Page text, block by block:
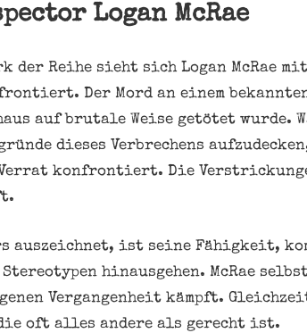
Logan McRae
der Reihe sieht sich Logan McRae
Der Mord an einem
auf brutale Weise getötet wurde.
dieses Verbrechens
konfrontiert. Die
auszeichnet, ist seine Fähigkeit,
hinausgehen. McRae
Vergangenheit kämpft.
oft alles andere als gerecht ist.